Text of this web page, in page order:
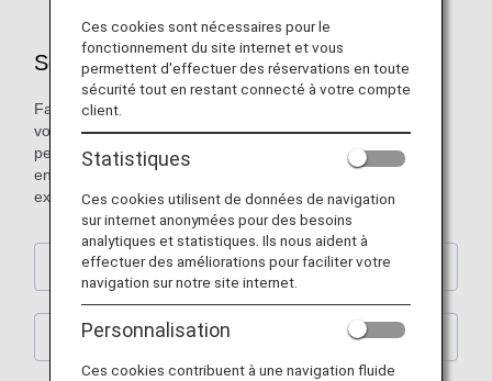
Services facultatifs de vols internationaux
Faites de votre voyage un moment unique. Surclassez tout
votre voyage. Grâce aux différentes options pour
personnaliser votre vol selon vos préférences, rendez-le
encore plus confortable et agréable. Personnalisez votre
expérience de voyage grâce à ce service.
Tarif / Réservation de siège
Restauration en cabine
Ces cookies sont nécessaires pour le
fonctionnement du site internet et vous
permettent d'effectuer des réservations en toute
sécurité tout en restant connecté à votre compte
client.
Statistiques
Ces cookies utilisent de données de navigation
sur internet anonymées pour des besoins
analytiques et statistiques. Ils nous aident à
effectuer des améliorations pour faciliter votre
navigation sur notre site internet.
Personnalisation
Ces cookies contribuent à une navigation fluide